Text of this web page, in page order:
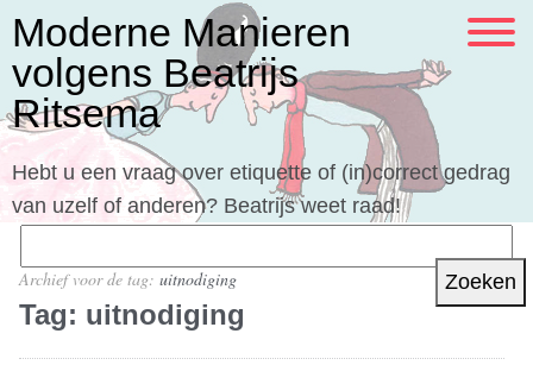
Moderne Manieren
volgens Beatrijs
Ritsema
Hebt u een vraag over etiquette of (in)correct gedrag
van uzelf of anderen? Beatrijs weet raad!
naar:
Archief voor de tag: uitnodiging
Tag: uitnodiging